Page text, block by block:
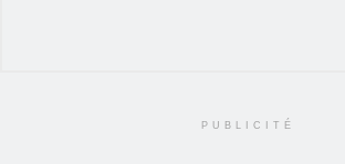
PUBLICITÉ